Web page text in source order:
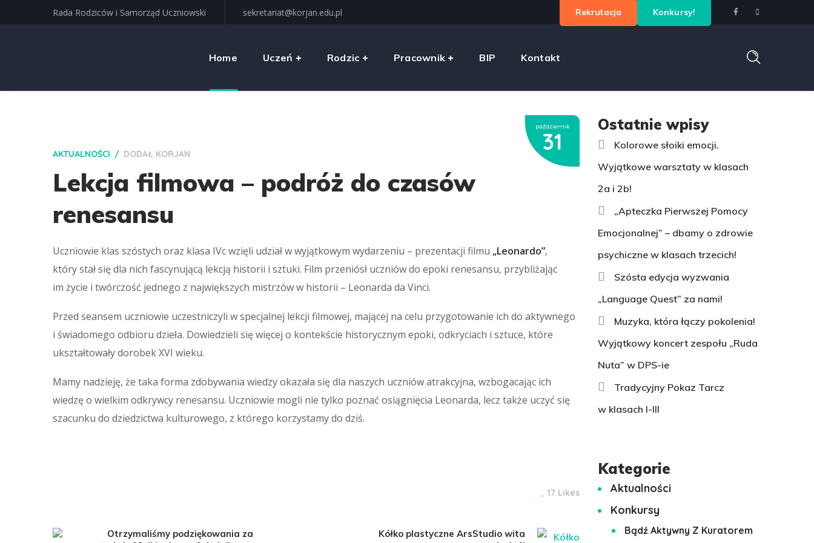
Rada Rodziców i Samorząd Uczniowski sekretariat@korjan.edu.pl Rekrutacja Konkursy!
Home Uczeń Rodzic Pracownik BIP Kontakt
październik
31
AKTUALNOŚCI DODAŁ KORJAN
Lekcja filmowa – podróż do czasów
renesansu
Uczniowie klas szóstych oraz klasa IVc wzięli udział w wyjątkowym wydarzeniu – prezentacji filmu „Leonardo”,
który stał się dla nich fascynującą lekcją historii i sztuki. Film przeniósł uczniów do epoki renesansu, przybliżając
im życie i twórczość jednego z największych mistrzów w historii – Leonarda da Vinci.
Przed seansem uczniowie uczestniczyli w specjalnej lekcji filmowej, mającej na celu przygotowanie ich do aktywnego
i świadomego odbioru dzieła. Dowiedzieli się więcej o kontekście historycznym epoki, odkryciach i sztuce, które
ukształtowały dorobek XVI wieku.
Mamy nadzieję, że taka forma zdobywania wiedzy okazała się dla naszych uczniów atrakcyjna, wzbogacając ich
wiedzę o wielkim odkrywcy renesansu. Uczniowie mogli nie tylko poznać osiągnięcia Leonarda, lecz także uczyć się
szacunku do dziedzictwa kulturowego, z którego korzystamy do dziś.
17 Likes
Otrzymaliśmy podziękowania za
Kółko plastyczne ArsStudio wita
Ostatnie wpisy
Kolorowe słoiki emocji.
Wyjątkowe warsztaty w klasach
2a i 2b!
„Apteczka Pierwszej Pomocy
Emocjonalnej” – dbamy o zdrowie
psychiczne w klasach trzecich!
Szósta edycja wyzwania
„Language Quest” za nami!
Muzyka, która łączy pokolenia!
Wyjątkowy koncert zespołu „Ruda
Nuta” w DPS-ie
Tradycyjny Pokaz Tarcz
w klasach I-III
Kategorie
Aktualności
Konkursy
Bądź Aktywny Z Kuratorem